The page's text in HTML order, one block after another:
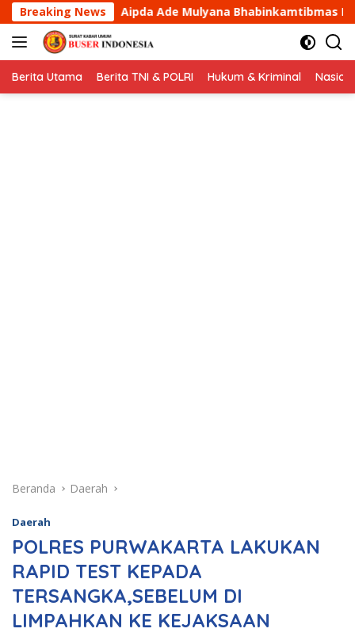
Langsung
ke
konten
Breaking News
Mulyana Bhabinkamtibmas Desa Cikaramas
Berita Utama Berita TNI & POLRI Hukum & Kriminal
Beranda Daerah
Daerah
POLRES PURWAKARTA LAKUKAN
RAPID TEST KEPADA
TERSANGKA,SEBELUM DI
LIMPAHKAN KE KEJAKSAAN